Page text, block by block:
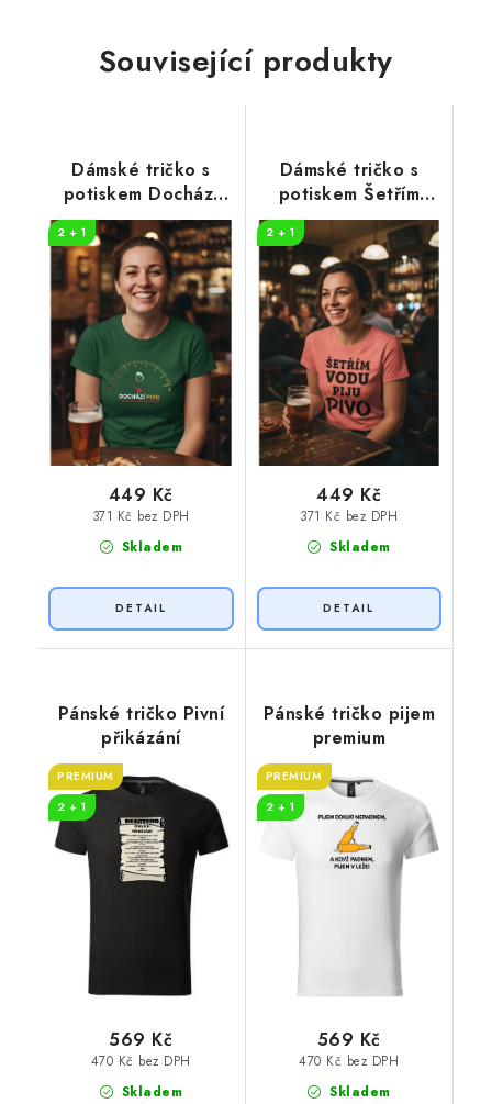
Související produkty
Dámské tričko s
potiskem Dochází
pivo
2 + 1
Skladem
371 Kč bez DPH
449 Kč
Dámské tričko s
potiskem Šetřím
vodu
2 + 1
Skladem
371 Kč bez DPH
449 Kč
Pánské tričko Pivní
přikázání
PREMIUM
2 + 1
Skladem
470 Kč bez DPH
569 Kč
Pánské tričko pijem
premium
PREMIUM
2 + 1
Skladem
470 Kč bez DPH
569 Kč